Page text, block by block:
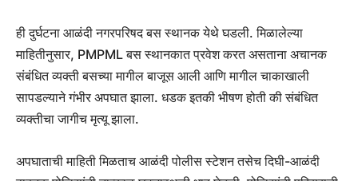
ही दुर्घटना आळंदी नगरपरिषद बस स्थानक येथे घडली. मिळालेल्या
माहितीनुसार, PMPML बस स्थानकात प्रवेश करत असताना अचानक
संबंधित व्यक्ती बसच्या मागील बाजूस आली आणि मागील चाकाखाली
सापडल्याने गंभीर अपघात झाला. धडक इतकी भीषण होती की संबंधित
व्यक्तीचा जागीच मृत्यू झाला.
अपघाताची माहिती मिळताच आळंदी पोलीस स्टेशन तसेच दिघी-आळंदी